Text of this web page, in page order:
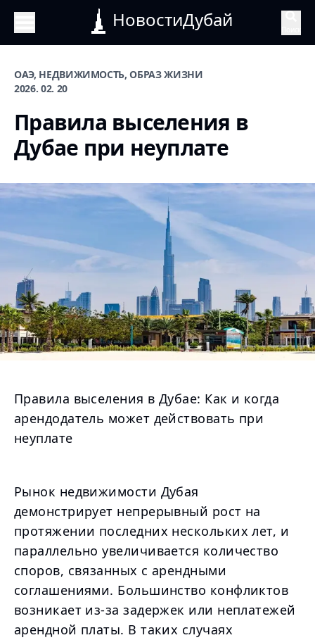
НовостиДубай
ОАЭ, НЕДВИЖИМОСТЬ, ОБРАЗ ЖИЗНИ
2026. 02. 20
Правила выселения в
Дубае при неуплате
Правила выселения в Дубае: Как и когда
арендодатель может действовать при
неуплате
Рынок недвижимости Дубая
демонстрирует непрерывный рост на
протяжении последних нескольких лет, и
параллельно увеличивается количество
споров, связанных с арендными
соглашениями. Большинство конфликтов
возникает из-за задержек или неплатежей
арендной платы. В таких случаях